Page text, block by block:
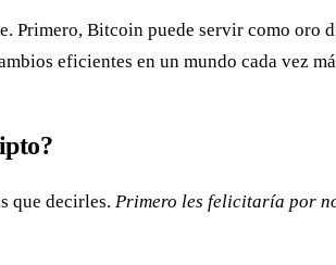
Bitcoin puede servir como oro
eficientes en un mundo cada vez
que decirles. Primero les felicitaría por